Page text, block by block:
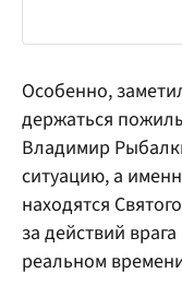
Особенно,
держаться
Владимир
ситуацию, а
находятся
за действий
реальном